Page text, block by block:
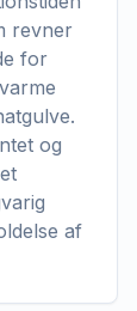
revner
for
og
af